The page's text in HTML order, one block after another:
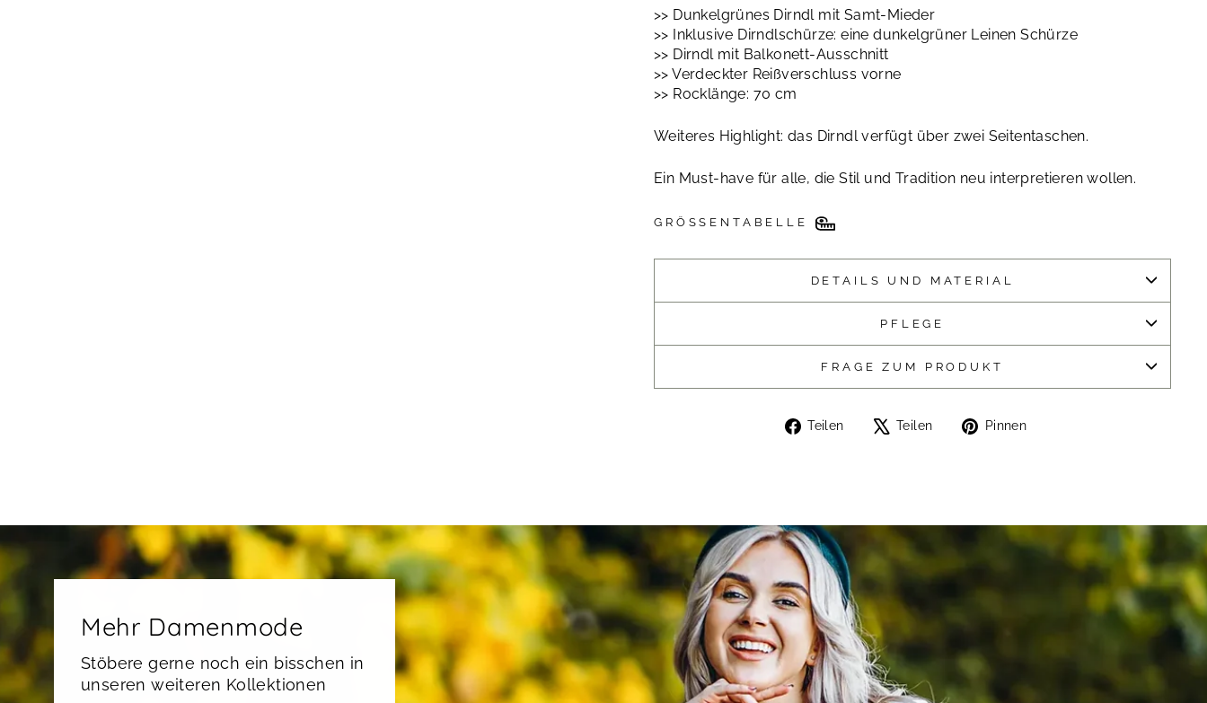
>> Dunkelgrünes Dirndl mit Samt-Mieder
>> Inklusive Dirndlschürze: eine dunkelgrüner Leinen Schürze
>> Dirndl mit Balkonett-Ausschnitt
>> Verdeckter Reißverschluss vorne
>> Rocklänge: 70 cm
Weiteres Highlight: das Dirndl verfügt über zwei Seitentaschen.
Ein Must-have für alle, die Stil und Tradition neu interpretieren wollen.
GRÖSSENTABELLE
DETAILS UND MATERIAL
PFLEGE
FRAGE ZUM PRODUKT
Teilen
Auf
Teilen
Auf
Pinnen
Mehr Damenmode
Stöbere gerne noch ein bisschen in
unseren weiteren Kollektionen